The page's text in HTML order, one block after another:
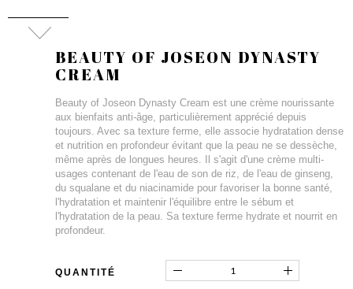
BEAUTY OF JOSEON DYNASTY
CREAM
Beauty of Joseon Dynasty Cream est une crème nourissante
aux bienfaits anti-âge, particulièrement apprécié depuis
toujours. Avec sa texture ferme, elle associe hydratation dense
et nutrition en profondeur évitant que la peau ne se dessèche,
même après de longues heures. Il s'agit d'une crème multi-
usages contenant de l'eau de son de riz, de l'eau de ginseng,
du squalane et du niacinamide pour favoriser la bonne santé,
l'hydratation et maintenir l'équilibre entre le sébum et
l'hydratation de la peau. Sa texture ferme hydrate et nourrit en
profondeur.
QUANTITÉ